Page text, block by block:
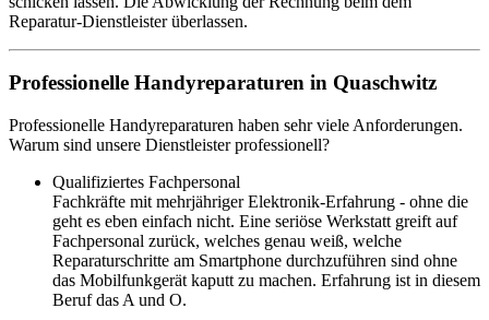
Reparatur-Dienstleister überlassen.
Professionelle Handyreparaturen in Quaschwitz
Professionelle Handyreparaturen haben sehr viele Anforderungen.
Warum sind unsere Dienstleister professionell?
Qualifiziertes Fachpersonal
Fachkräfte mit mehrjähriger Elektronik-Erfahrung - ohne die
geht es eben einfach nicht. Eine seriöse Werkstatt greift auf
Fachpersonal zurück, welches genau weiß, welche
Reparaturschritte am Smartphone durchzuführen sind ohne
das Mobilfunkgerät kaputt zu machen. Erfahrung ist in diesem
Beruf das A und O.